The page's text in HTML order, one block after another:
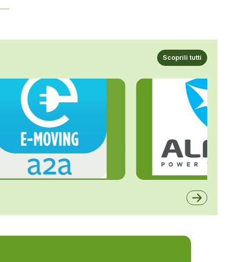
Scoprili tutti